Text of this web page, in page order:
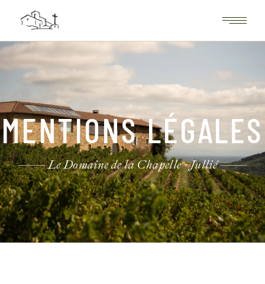
MENTIONS LÉGALES
Le Domaine de la Chapelle - Jullié